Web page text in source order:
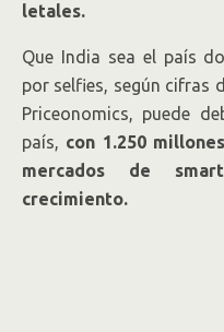
letales.
Que India sea el país
por selfies, según cifras
Priceonomics, puede
país, con 1.250
mercados de
crecimiento.